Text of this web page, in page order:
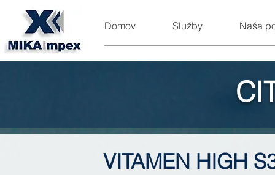
Domov Služby Naša
VITAMEN HIGH